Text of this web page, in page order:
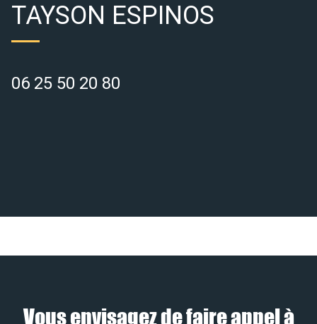
TAYSON ESPINOS
06 25 50 20 80
Vous envisagez de faire appel à